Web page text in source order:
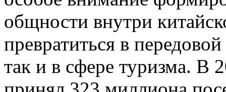
общности внутри
превратиться в
так и в сфере туризма. В